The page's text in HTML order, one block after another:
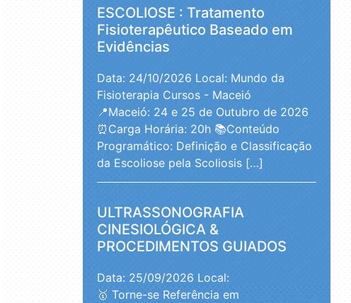
ESCOLIOSE : Tratamento
Fisioterapêutico Baseado em
Evidências
Data: 24/10/2026 Local: Mundo da
Fisioterapia Cursos - Maceió
📍Maceió: 24 e 25 de Outubro de 2026
⏰Carga Horária: 20h 📚Conteúdo
Programático: Definição e Classificação
da Escoliose pela Scoliosis […]
ULTRASSONOGRAFIA
CINESIOLÓGICA &
PROCEDIMENTOS GUIADOS
Data: 25/09/2026 Local:
🥇 Torne-se Referência em